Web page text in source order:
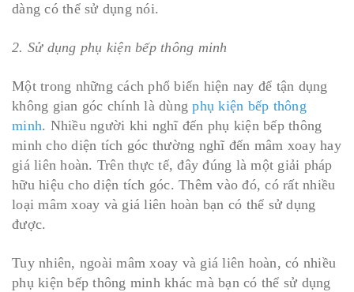
dàng có thể sử dụng nói.
2. Sử dụng phụ kiện bếp thông minh
Một trong những cách phổ biến hiện nay để tận dụng
không gian góc chính là dùngphụ kiện bếp thông
minh. Nhiều người khi nghĩ đến phụ kiện bếp thông
minh cho diện tích góc thường nghĩ đến mâm xoay hay
giá liên hoàn. Trên thực tế, đây đúng là một giải pháp
hữu hiệu cho diện tích góc. Thêm vào đó, có rất nhiều
loại mâm xoay và giá liên hoàn bạn có thể sử dụng
được.
Tuy nhiên, ngoài mâm xoay và giá liên hoàn, có nhiều
phụ kiện bếp thông minh khác mà bạn có thể sử dụng